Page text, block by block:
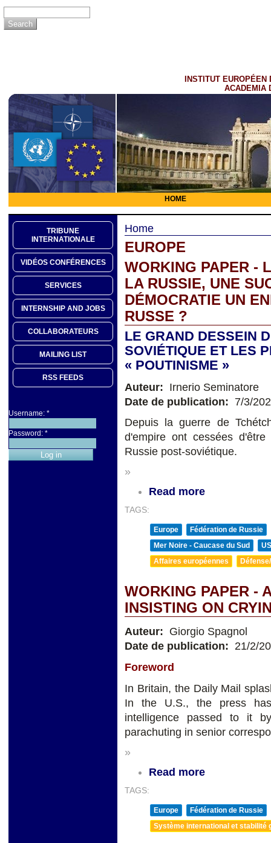
INSTITUT EUROPÉEN
ACADEMIA
HOME
TRIBUNE
INTERNATIONALE
VIDÉOS CONFÉRENCES
SERVICES
INTERNSHIP AND JOBS
COLLABORATEURS
MAILING LIST
RSS FEEDS
Username: *
Password: *
Home
EUROPE
WORKING PAPER -
LA RUSSIE, UNE
DÉMOCRATIE UN
RUSSE ?
LE GRAND DESSEIN
SOVIÉTIQUE ET LES
« POUTINISME »
Auteur: Irnerio Seminatore
Date de publication: 7/3/
Depuis la guerre de
d'empire ont cessées
Russie post-soviétique.
»
Read more
TAGS:
Europe
Fédération de Russie
Mer Noire - Caucase du Sud
Affaires européennes
WORKING PAPER -
INSISTING ON
Auteur: Giorgio Spagnol
Date de publication: 21/2/
Foreword
In Britain, the Daily Mail
In the U.S., the press
intelligence passed to it
parachuting in senior
»
Read more
TAGS:
Europe
Fédération de Russie
Système international et stabilité